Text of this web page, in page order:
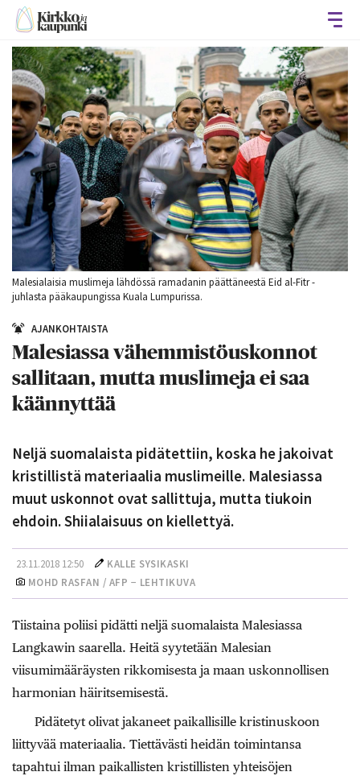
Malesialaisia muslimeja lähdössä ramadanin päättäneestä Eid al-Fitr -
juhlasta pääkaupungissa Kuala Lumpurissa.
AJANKOHTAISTA
Malesiassa vähemmistöuskonnot
sallitaan, mutta muslimeja ei saa
käännyttää
Neljä suomalaista pidätettiin, koska he jakoivat
kristillistä materiaalia muslimeille. Malesiassa
muut uskonnot ovat sallittuja, mutta tiukoin
ehdoin. Shiialaisuus on kiellettyä.
23.11.2018 12:50
KALLE SYSIKASKI
MOHD RASFAN / AFP − LEHTIKUVA
Tiistaina poliisi pidätti neljä suomalaista Malesiassa
Langkawin saarella. Heitä syytetään Malesian
viisumimääräysten rikkomisesta ja maan uskonnollisen
harmonian häiritsemisestä.
Pidätetyt olivat jakaneet paikallisille kristinuskoon
liittyvää materiaalia. Tiettävästi heidän toimintansa
tapahtui ilman paikallisten kristillisten yhteisöjen